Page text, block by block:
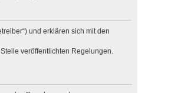
und erklären sich mit den
veröffentlichten Regelungen.